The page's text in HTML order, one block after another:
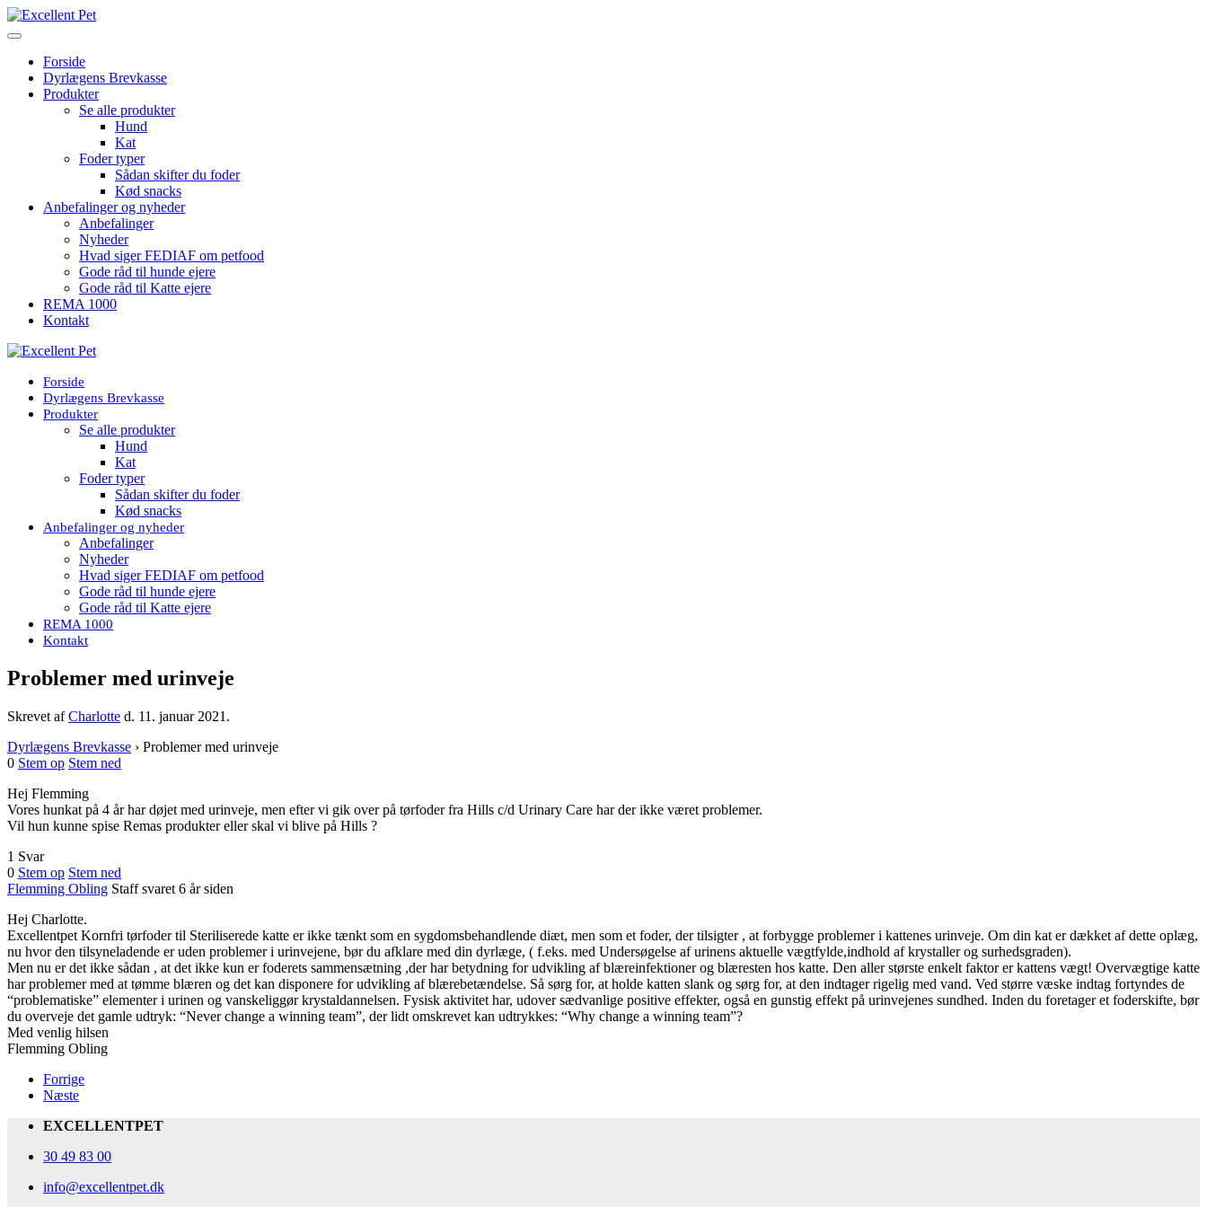
Forside
Dyrlægens Brevkasse
Produkter
Se alle produkter
Hund
Kat
Foder typer
Sådan skifter du foder
Kød snacks
Anbefalinger og nyheder
Anbefalinger
Nyheder
Hvad siger FEDIAF om petfood
Gode råd til hunde ejere
Gode råd til Katte ejere
REMA 1000
Kontakt
Forside
Dyrlægens Brevkasse
Produkter
Se alle produkter
Hund
Kat
Foder typer
Sådan skifter du foder
Kød snacks
Anbefalinger og nyheder
Anbefalinger
Nyheder
Hvad siger FEDIAF om petfood
Gode råd til hunde ejere
Gode råd til Katte ejere
REMA 1000
Kontakt
Problemer med urinveje
Skrevet afCharlotte d. 11. januar 2021 .
Dyrlægens Brevkasse › Problemer med urinveje
0 Stem op Stem ned
Hej Flemming
Vores hunkat på 4 år har døjet med urinveje, men efter vi gik over på tørfoder fra Hills c/d Urinary Care har der ikke været problemer.
Vil hun kunne spise Remas produkter eller skal vi blive på Hills ?
1 Svar
0 Stem op Stem ned
Flemming Obling Staffsvaret 6 år siden
Hej Charlotte.
Excellentpet Kornfri tørfoder til Steriliserede katte er ikke tænkt som en sygdomsbehandlende diæt, men som et foder, der tilsigter , at forbygge problemer i kattenes urinveje. Om din kat er dækket af dette oplæg,
nu hvor den tilsyneladende er uden problemer i urinvejene, bør du afklare med din dyrlæge, ( f.eks. med Undersøgelse af urinens aktuelle vægtfylde,indhold af krystaller og surhedsgraden).
Men nu er det ikke sådan , at det ikke kun er foderets sammensætning ,der har betydning for udvikling af blæreinfektioner og blæresten hos katte. Den aller største enkelt faktor er kattens vægt! Overvægtige katte
har problemer med at tømme blæren og det kan disponere for udvikling af blærebetændelse. Så sørg for, at holde katten slank og sørg for, at den indtager rigelig med vand. Ved større væske indtag fortyndes de
“problematiske” elementer i urinen og vanskeliggør krystaldannelsen. Fysisk aktivitet har, udover sædvanlige positive effekter, også en gunstig effekt på urinvejenes sundhed. Inden du foretager et foderskifte, bør
du overveje det gamle udtryk: “Never change a winning team”, der lidt omskrevet kan udtrykkes: “Why change a winning team”?
Med venlig hilsen
Flemming Obling
Forrige
Næste
EXCELLENTPET
30 49 83 00
info@excellentpet.dk